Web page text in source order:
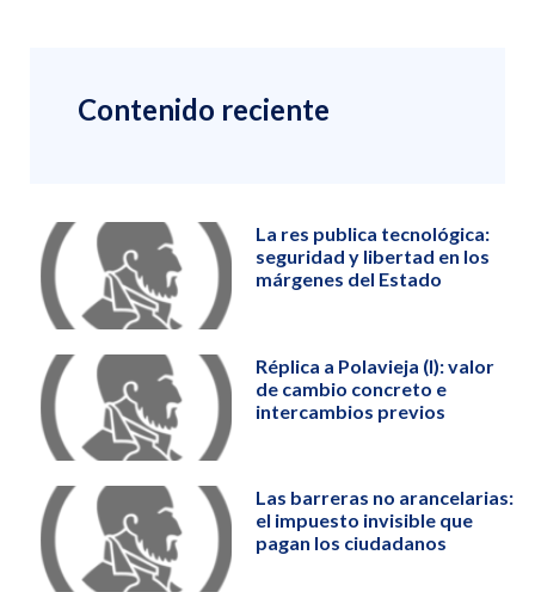
Contenido reciente
La res publica tecnológica:
seguridad y libertad en los
márgenes del Estado
Réplica a Polavieja (I): valor
de cambio concreto e
intercambios previos
Las barreras no arancelarias:
el impuesto invisible que
pagan los ciudadanos